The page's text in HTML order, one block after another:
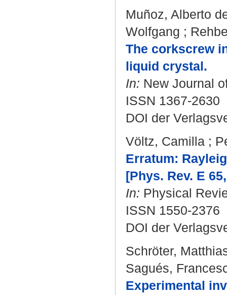
Muñoz, Alberto
Wolfgang ;
The corkscrew
liquid crystal.
In: New Journal
ISSN 1367-2630
DOI der
Völtz, Camilla ;
Erratum:
[Phys. Rev. E
In: Physical
ISSN 1550-2376
DOI der
Schröter,
Sagués,
Experimental